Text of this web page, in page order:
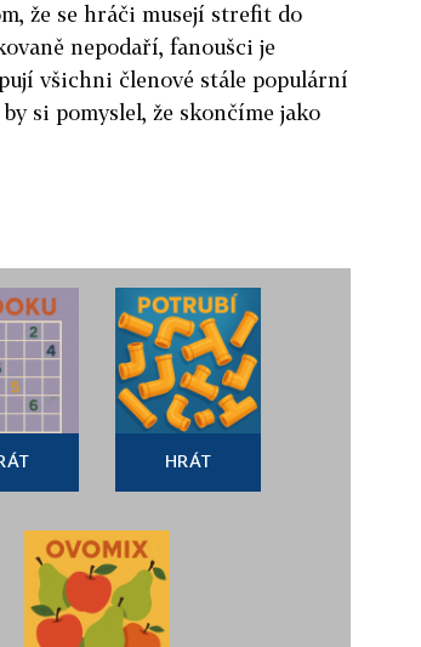
že se hráči musejí strefit do
nepodaří, fanoušci je
všichni členové stále populární
si pomyslel, že skončíme jako
HRÁT